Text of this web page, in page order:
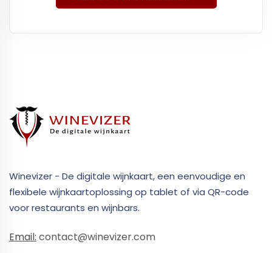
Winevizer - De digitale wijnkaart, een eenvoudige en
flexibele wijnkaartoplossing op tablet of via QR-code
voor restaurants en wijnbars.
Email: contact@winevizer.com